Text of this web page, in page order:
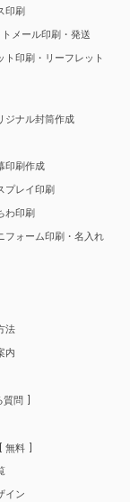
印刷
メール印刷・発送
ト印刷・リーフレット
ジナル封筒作成
印刷作成
プレイ印刷
わ印刷
フォーム印刷・名入れ
法
内
質問
無料
イン